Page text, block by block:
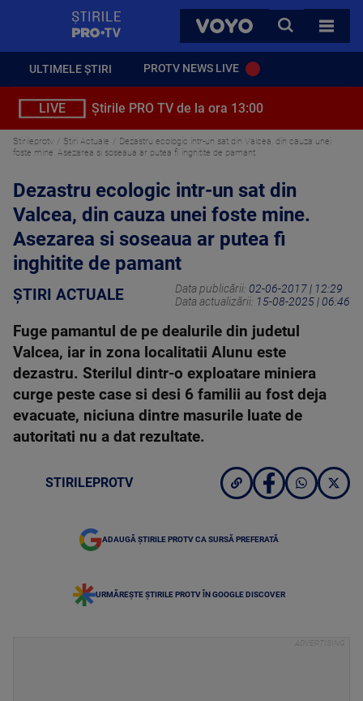
VOYO
CAUTA
TOATE
ULTIMELE ȘTIRI PROTV NEWS LIVE
LIVE Știrile PRO TV de la ora 13:00
Stirileprotv Știri Actuale
Dezastru ecologic intr-un sat din Valcea, din cauza unei
foste mine. Asezarea si soseaua ar putea fi inghitite de pamant
Dezastru ecologic intr-un sat din
Valcea, din cauza unei foste mine.
Asezarea si soseaua ar putea fi
inghitite de pamant
ȘTIRI ACTUALE Data publicării: 02-06-2017 | 12:29
Data actualizării: 15-08-2025 | 06:46
Fuge pamantul de pe dealurile din judetul
Valcea, iar in zona localitatii Alunu este
dezastru. Sterilul dintr-o exploatare miniera
curge peste case si desi 6 familii au fost deja
evacuate, niciuna dintre masurile luate de
autoritati nu a dat rezultate.
STIRILEPROTV
ADAUGĂ ȘTIRILE PROTV CA SURSĂ PREFERATĂ
URMĂREȘTE ȘTIRILE PROTV ÎN GOOGLE DISCOVER